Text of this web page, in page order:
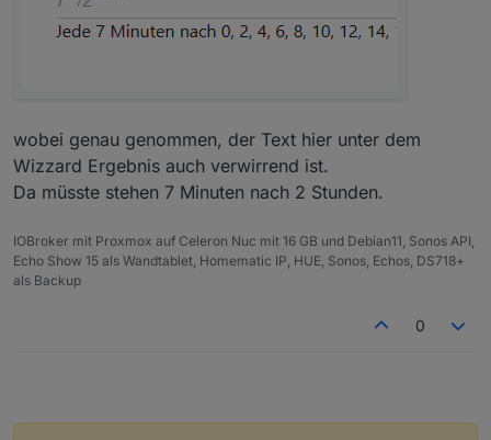
Aber ich denke das meint@skokarlAuch nicht
wirklich.
wobei genau genommen, der Text hier unter dem
Wizzard Ergebnis auch verwirrend ist.
Da müsste stehen 7 Minuten nach 2 Stunden.
IOBroker mit Proxmox auf Celeron Nuc mit 16 GB und Debian11, Sonos API,
Echo Show 15 als Wandtablet, Homematic IP, HUE, Sonos, Echos, DS718+
als Backup
0